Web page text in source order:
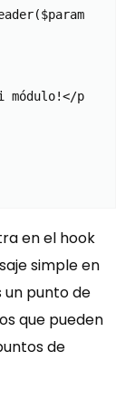
en el hook
simple en
un punto de
que pueden
de